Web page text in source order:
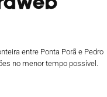
entre Ponta Porã e Pedro
no menor tempo possível.